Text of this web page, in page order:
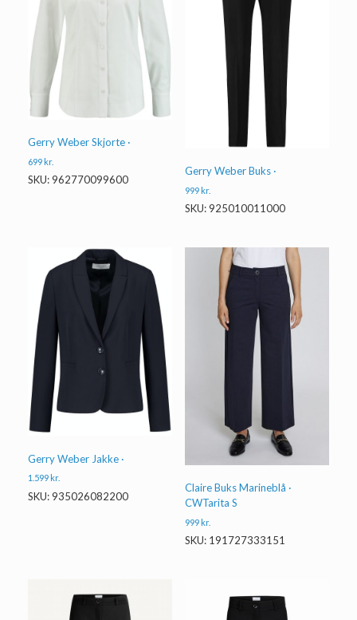
Gerry Weber Skjorte ·
699kr.
SKU: 962770099600
Gerry Weber Buks ·
999kr.
SKU: 925010011000
Gerry Weber Jakke ·
1.599kr.
SKU: 935026082200
Claire Buks Marineblå ·
CWTarita S
999kr.
SKU: 191727333151